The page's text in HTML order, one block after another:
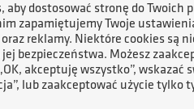
Konkurencji i Konsumentów
Decyzja KE jest wymagana
oraz bieżącą
aby dostosować stronę do Twoich
zapamiętujemy Twoje
reklamy. Niektóre cookies są
bezpieczeństwa. Możesz
akceptuję wszystko”, wskazać
lub zaakceptować użycie